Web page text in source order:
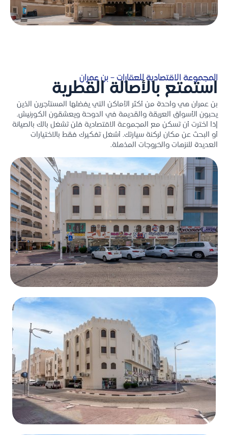
المجموعة الاقتصادية للعقارات – بن عمران
استمتع بالأصالة القطرية
بن عمران هي واحدة من أكثر الأماكن التي يفضلها المستأجرين الذين
يحبون الأسواق العريقة والقديمة في الدوحة ويعشقون الكورنيش.
إذا اخترت أن تسكن مع المجموعة الاقتصادية فلن تشغل بالك بالصيانة
أو البحث عن مكان لركنة سيارتك. أشغل تفكيرك فقط بالاختيارات
العديدة للنزهات والخروجات المذهلة.